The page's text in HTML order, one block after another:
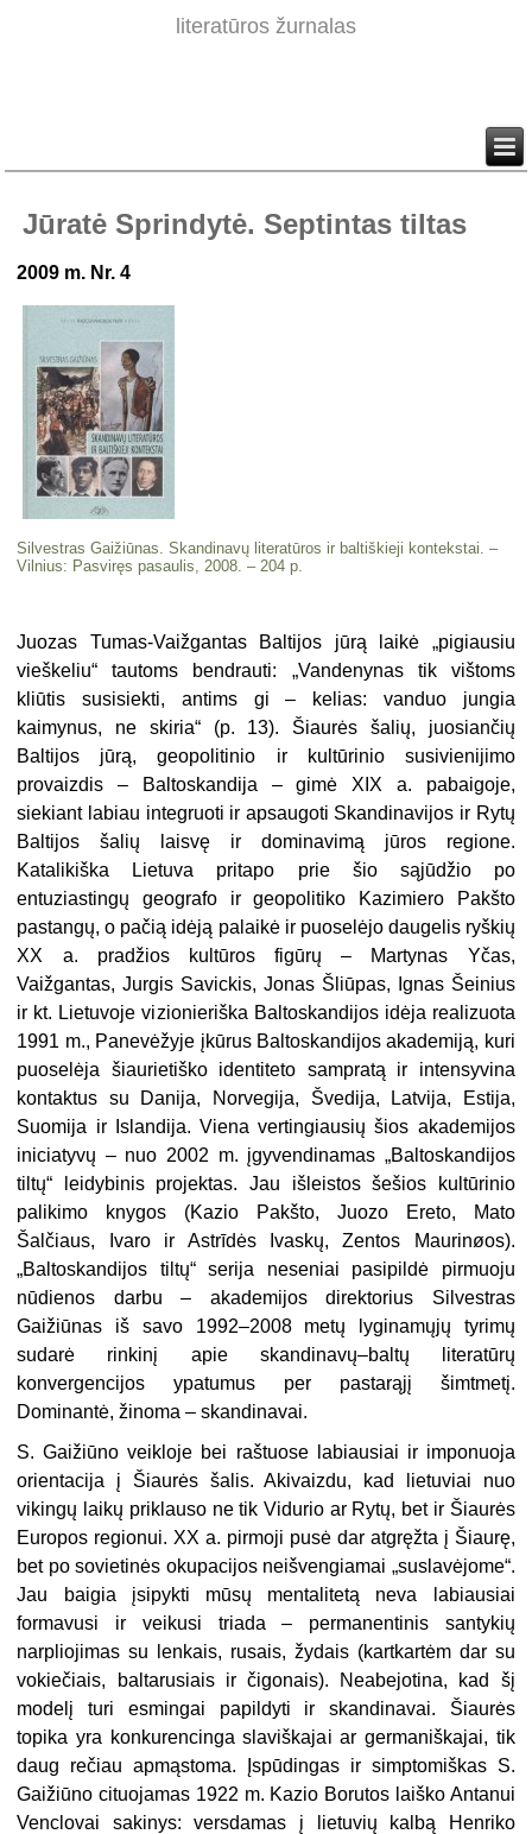
literatūros žurnalas
Jūratė Sprindytė. Septintas tiltas
2009 m. Nr. 4
Silvestras Gaižiūnas. Skandinavų literatūros ir baltiškieji kontekstai. –
Vilnius: Pasviręs pasaulis, 2008. – 204 p.
Juozas Tumas-Vaižgantas Baltijos jūrą laikė „pigiausiu
vieškeliu“ tautoms bendrauti: „Vandenynas tik vištoms
kliūtis susisiekti, antims gi – kelias: vanduo jungia
kaimynus, ne skiria“ (p. 13). Šiaurės šalių, juosiančių
Baltijos jūrą, geopolitinio ir kultūrinio susivienijimo
provaizdis – Baltoskandija – gimė XIX a. pabaigoje,
siekiant labiau integruoti ir apsaugoti Skandinavijos ir Rytų
Baltijos šalių laisvę ir dominavimą jūros regione.
Katalikiška Lietuva pritapo prie šio sąjūdžio po
entuziastingų geografo ir geopolitiko Kazimiero Pakšto
pastangų, o pačią idėją palaikė ir puoselėjo daugelis ryškių
XX a. pradžios kultūros figūrų – Martynas Yčas,
Vaižgantas, Jurgis Savickis, Jonas Šliūpas, Ignas Šeinius
ir kt. Lietuvoje vizionieriška Baltoskandijos idėja realizuota
1991 m., Panevėžyje įkūrus Baltoskandijos akademiją, kuri
puoselėja šiaurietiško identiteto sampratą ir intensyvina
kontaktus su Danija, Norvegija, Švedija, Latvija, Estija,
Suomija ir Islandija. Viena vertingiausių šios akademijos
iniciatyvų – nuo 2002 m. įgyvendinamas „Baltoskandijos
tiltų“ leidybinis projektas. Jau išleistos šešios kultūrinio
palikimo knygos (Kazio Pakšto, Juozo Ereto, Mato
Šalčiaus, Ivaro ir Astrīdės Ivaskų, Zentos Maurinøos).
„Baltoskandijos tiltų“ serija neseniai pasipildė pirmuoju
nūdienos darbu – akademijos direktorius Silvestras
Gaižiūnas iš savo 1992–2008 metų lyginamųjų tyrimų
sudarė rinkinį apie skandinavų–baltų literatūrų
konvergencijos ypatumus per pastarąjį šimtmetį.
Dominantė, žinoma – skandinavai.
S. Gaižiūno veikloje bei raštuose labiausiai ir imponuoja
orientacija į Šiaurės šalis. Akivaizdu, kad lietuviai nuo
vikingų laikų priklauso ne tik Vidurio ar Rytų, bet ir Šiaurės
Europos regionui. XX a. pirmoji pusė dar atgręžta į Šiaurę,
bet po sovietinės okupacijos neišvengiamai „suslavėjome“.
Jau baigia įsipykti mūsų mentalitetą neva labiausiai
formavusi ir veikusi triada – permanentinis santykių
narpliojimas su lenkais, rusais, žydais (kartkartėm dar su
vokiečiais, baltarusiais ir čigonais). Neabejotina, kad šį
modelį turi esmingai papildyti ir skandinavai. Šiaurės
topika yra konkurencinga slaviškajai ar germaniškajai, tik
daug rečiau apmąstoma. Įspūdingas ir simptomiškas S.
Gaižiūno cituojamas 1922 m. Kazio Borutos laiško Antanui
Venclovai sakinys: versdamas į lietuvių kalbą Henriko